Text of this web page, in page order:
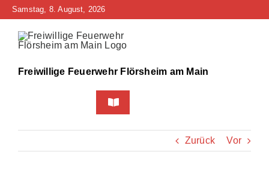
Zum
springen
Samstag, 8. August, 2026
Freiwillige Feuerwehr Flörsheim am Main
Toggle
Navigation
Home
Zurück Vor